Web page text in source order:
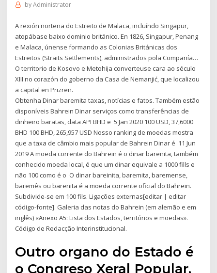
byAdministrator
A rexión norteña do Estreito de Malaca, incluíndo Singapur,
atopábase baixo dominio británico. En 1826, Singapur, Penang
e Malaca, únense formando as Colonias Británicas dos
Estreitos (Straits Settlements), administrados pola Compañía…
O territorio de Kosovo e Metohija converteuse cara ao século
XIII no corazón do goberno da Casa de Nemanjić, que localizou
a capital en Prizren.
Obtenha Dinar baremita taxas, notícias e fatos. Também estão
disponíveis Bahrein Dinar serviços como transferências de
dinheiro baratas, data API BHD e 5 Jan 2020 100 USD, 37,6000
BHD 100 BHD, 265,957 USD Nosso ranking de moedas mostra
que a taxa de câmbio mais popular de Bahrein Dinar é 11 Jun
2019 A moeda corrente do Bahrein é o dinar barenita, também
conhecido moeda local, é que um dinar equivale a 1000 fills e
não 100 como é o O dinar bareinita, baremita, baremense,
baremês ou barenita é a moeda corrente oficial do Bahrein.
Subdivide-se em 100 fils. Ligações externas[editar | editar
código-fonte]. Galeria das notas do Bahrein (em alemão e em
inglês) «Anexo A5: Lista dos Estados, territórios e moedas».
Código de Redacção Interinstitucional.
Outro organo do Estado é
o Congreso Xeral Popular,